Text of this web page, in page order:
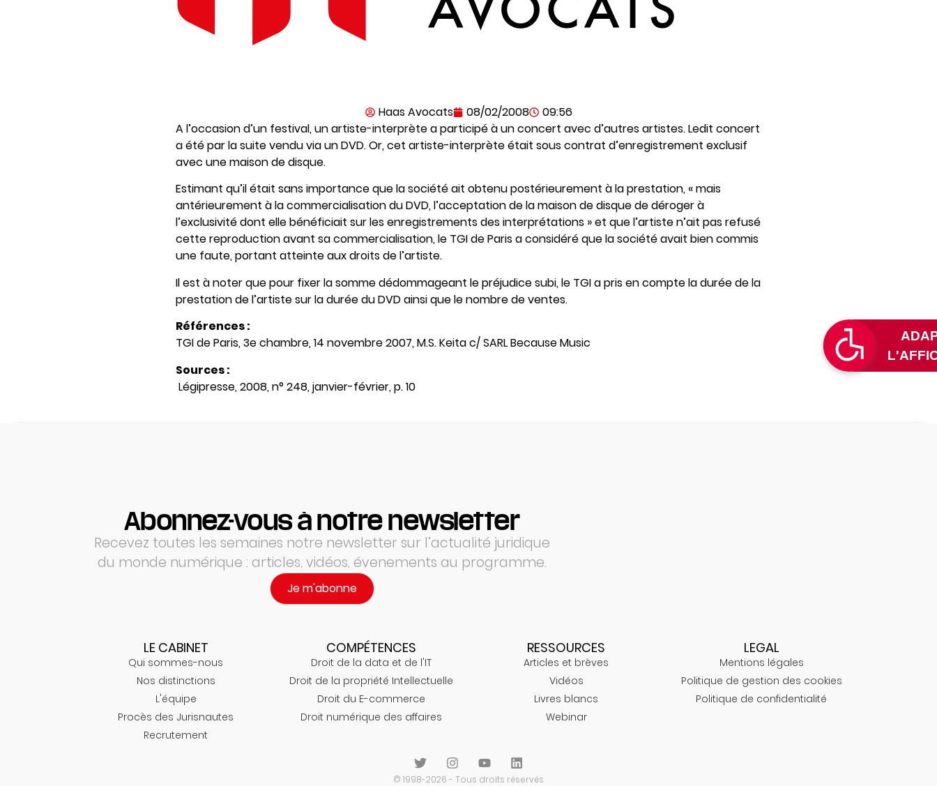
Haas Avocats 08/02/2008
09:56
A l’occasion d’un festival, un artiste-interprète a participé à un concert avec d’autres artistes. Ledit concert
a été par la suite vendu via un DVD. Or, cet artiste-interprète était sous contrat d’enregistrement exclusif
avec une maison de disque.
Estimant qu’il était sans importance que la société ait obtenu postérieurement à la prestation, « mais
antérieurement à la commercialisation du DVD, l’acceptation de la maison de disque de déroger à
l’exclusivité dont elle bénéficiait sur les enregistrements des interprétations » et que l’artiste n’ait pas refusé
cette reproduction avant sa commercialisation, le TGI de Paris a considéré que la société avait bien commis
une faute, portant atteinte aux droits de l’artiste.
Il est à noter que pour fixer la somme dédommageant le préjudice subi, le TGI a pris en compte la durée de la
prestation de l’artiste sur la durée du DVD ainsi que le nombre de ventes.
Références :
TGI de Paris, 3e chambre, 14 novembre 2007, M.S. Keita c/ SARL Because Music
Sources :
Légipresse, 2008, n° 248, janvier-février, p. 10
Abonnez-vous à notre newsletter
Recevez toutes les semaines notre newsletter sur l’actualité juridique
du monde numérique : articles, vidéos, évenements au programme.
Je m'abonne
LE CABINET
Qui sommes-nous
Nos distinctions
L'équipe
Procès des Jurisnautes
Recrutement
COMPÉTENCES
Droit de la data et de l'IT
Droit de la propriété Intellectuelle
Droit du E-commerce
Droit numérique des affaires
RESSOURCES
Articles et brèves
Vidéos
Livres blancs
Webinar
LEGAL
Mentions légales
Politique de gestion des cookies
Politique de confidentialité
© 1998-2026 - Tous droits réservés